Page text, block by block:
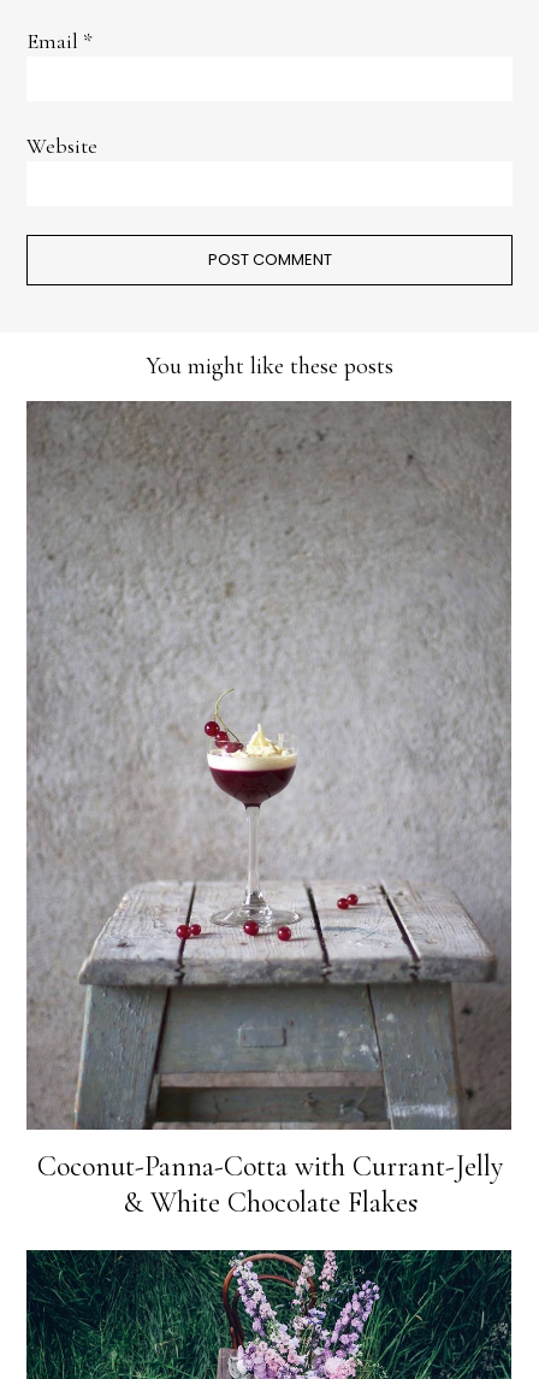
Email *
Website
You might like these posts
Coconut-Panna-Cotta with Currant-Jelly
& White Chocolate Flakes